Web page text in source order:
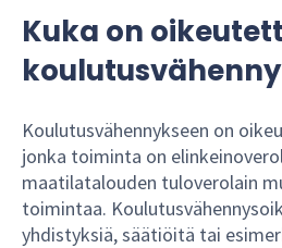
Kuka on
Koulutusvähennykseen on
jonka toiminta on
maatilatalouden tuloverolain
toimintaa.
yhdistyksiä, säätiöitä tai